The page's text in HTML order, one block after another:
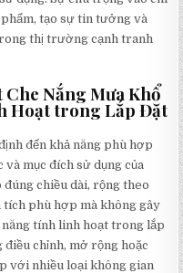
tạo sự tin tưởng và
thị trường cạnh tranh
Nắng Mưa Khổ
Hoạt trong Lắp Đặt
đến khả năng phù hợp
mục đích sử dụng của
đúng chiều dài, rộng theo
tích phù hợp mà không gây
tính linh hoạt trong lắp
chỉnh, mở rộng hoặc
với nhiều loại không gian